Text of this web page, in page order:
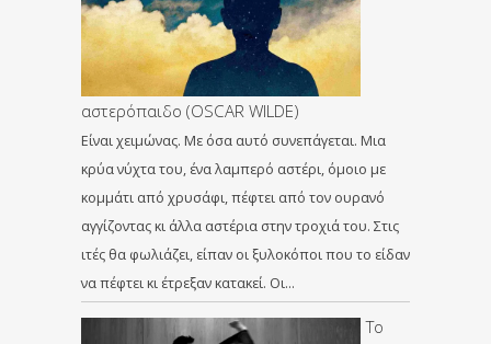
αστερόπαιδο (OSCAR WILDE)
Είναι χειμώνας. Με όσα αυτό συνεπάγεται. Μια
κρύα νύχτα του, ένα λαμπερό αστέρι, όμοιο με
κομμάτι από χρυσάφι, πέφτει από τον ουρανό
αγγίζοντας κι άλλα αστέρια στην τροχιά του. Στις
ιτές θα φωλιάζει, είπαν οι ξυλοκόποι που το είδαν
να πέφτει κι έτρεξαν κατακεί. Οι…
Το